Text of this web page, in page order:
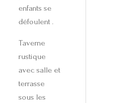
enfants se
défoulent .
Taverne
rustique
avec salle et
terrasse
sous les